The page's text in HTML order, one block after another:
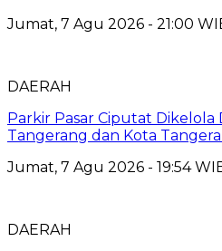
Jumat, 7 Agu 2026 - 21:00
DAERAH
Parkir Pasar Ciputat Dikelola
Tangerang dan Kota
Jumat, 7 Agu 2026 - 19:54
DAERAH